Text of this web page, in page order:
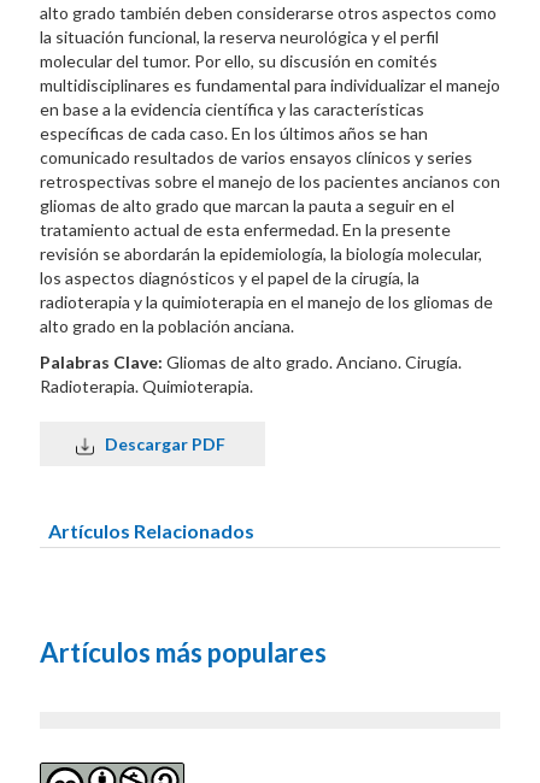
alto grado también deben considerarse otros aspectos como
la situación funcional, la reserva neurológica y el perfil
molecular del tumor. Por ello, su discusión en comités
multidisciplinares es fundamental para individualizar el manejo
en base a la evidencia científica y las características
específicas de cada caso. En los últimos años se han
comunicado resultados de varios ensayos clínicos y series
retrospectivas sobre el manejo de los pacientes ancianos con
gliomas de alto grado que marcan la pauta a seguir en el
tratamiento actual de esta enfermedad. En la presente
revisión se abordarán la epidemiología, la biología molecular,
los aspectos diagnósticos y el papel de la cirugía, la
radioterapia y la quimioterapia en el manejo de los gliomas de
alto grado en la población anciana.
Palabras Clave: Gliomas de alto grado. Anciano. Cirugía.
Radioterapia. Quimioterapia.
Descargar PDF
Artículos Relacionados
Artículos más populares